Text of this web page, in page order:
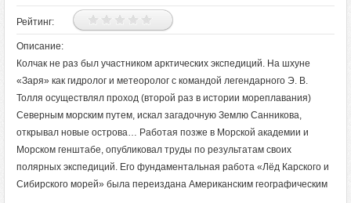
Рейтинг:
Описание:
Колчак не раз был участником арктических экспедиций. На шхуне
«Заря» как гидролог и метеоролог с командой легендарного Э. В.
Толля осуществлял проход (второй раз в истории мореплавания)
Северным морским путем, искал загадочную Землю Санникова,
открывал новые острова… Работая позже в Морской академии и
Морском генштабе, опубликовал труды по результатам своих
полярных экспедиций. Его фундаментальная работа «Лёд Карского и
Сибирского морей» была переиздана Американским географическим